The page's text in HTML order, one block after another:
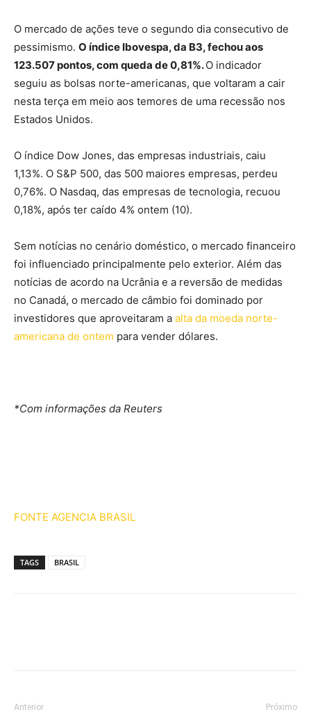
O mercado de ações teve o segundo dia consecutivo de
pessimismo. O índice Ibovespa, da B3, fechou aos
123.507 pontos, com queda de 0,81%.O indicador
seguiu as bolsas norte-americanas, que voltaram a cair
nesta terça em meio aos temores de uma recessão nos
Estados Unidos.
O índice Dow Jones, das empresas industriais, caiu
1,13%. O S&P 500, das 500 maiores empresas, perdeu
0,76%. O Nasdaq, das empresas de tecnologia, recuou
0,18%, após ter caído 4% ontem (10).
Sem notícias no cenário doméstico, o mercado financeiro
foi influenciado principalmente pelo exterior. Além das
notícias de acordo na Ucrânia e a reversão de medidas
no Canadá, o mercado de câmbio foi dominado por
investidores que aproveitaram a alta da moeda norte-
americana de ontem para vender dólares.
*Com informações da Reuters
FONTE AGENCIA BRASIL
TAGS BRASIL
Anterior Próximo